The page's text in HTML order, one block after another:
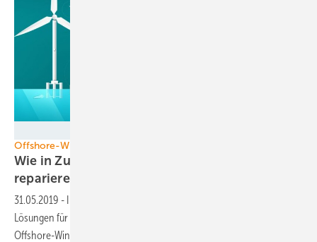
Offshore-Windenergie
Wie in Zukunft Roboter Windenergieanlagen
reparieren
31.05.2019 -
Lösungen für die vollautomatisierte Inspektion und Reparatur von
Offshore-Windenergieanlagen durch Roboter entwickelt